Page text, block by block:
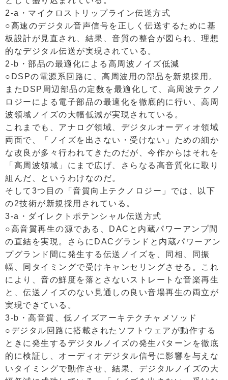
2-a・マイクロストリップライン伝送方式
○高速のデジタル音声信号を正しく伝送するために基
板設計が見直され、結果、音質の整合が図られ、理想
的なデジタル伝送が実現されている。
2-b・部品の最適化による高周波ノイズ低減
○DSPの電源系回路に、高周波用の部品を新規採用。
またDSP周辺部品の定数を最適化して、高周波テクノ
ロジーによる電子部品の最適化を徹底的に行い、高周
波領域ノイズの大幅低減が実現されている。
これまでも、アナログ領域、デジタルオーディオ領域
両面で、「ノイズを出さない・受けない」ための細か
な改良が多々行われてきたのだが、今作からはそれを
「高周波領域」にまで広げ、さらなる高音質化に取り
組んだ、というわけなのだ。
そして3つ目の「音質向上テクノロジー」では、以下
の2技術が新規採用されている。
3-a・ダイレクトポテンシャル伝送方式
○高音質再生の源である、DACと内蔵パワーアンプ間
の直結を実現。さらにDACグランドと内蔵パワーアン
プグランド間に発生する伝送ノイズを、同相、同振
幅、同タイミングで受けキャンセリングさせる。これ
により、音の鮮度を落とさないストレートな音楽再生
と、伝送ノイズのない見通しの良い音場再生の両立が
実現できている。
3-b・高音質、低ノイズアーキテクチャメソッド
○デジタル回路に搭載されたソフトウェアが動作する
ときに発生するデジタルノイズの発生パターンを徹底
的に検証し、オーディオデジタル信号に影響を与えな
いタイミングで動作させ、結果、デジタルノイズの大